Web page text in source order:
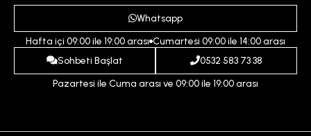
Ödeme ve Teslimat Koşulları
İptal ve İade Koşulları
İndirim
Whatsapp
Hafta içi 09:00 ile 19:00 arası Cumartesi 09:00 ile 14:00 arası
Sohbeti Başlat
0532 583 73 38
Pazartesi ile Cuma arası ve 09:00 ile 19:00 arası